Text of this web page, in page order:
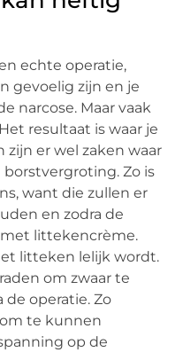
echte operatie,
gevoelig zijn en je
narcose. Maar vaak
resultaat is waar je
zijn er wel zaken waar
Zo is
want die zullen er
en zodra de
littekencrème.
litteken lelijk wordt.
om zwaar te
operatie. Zo
te kunnen
op de